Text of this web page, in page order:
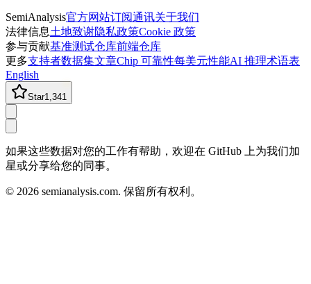
SemiAnalysis官方网站订阅通讯关于我们
法律信息土地致谢隐私政策Cookie 政策
参与贡献基准测试仓库前端仓库
更多支持者数据集文章Chip 可靠性每美元性能AI 推理术语表
English
Star1,341
如果这些数据对您的工作有帮助，欢迎在 GitHub 上为我们加
星或分享给您的同事。
© 2026 semianalysis.com. 保留所有权利。